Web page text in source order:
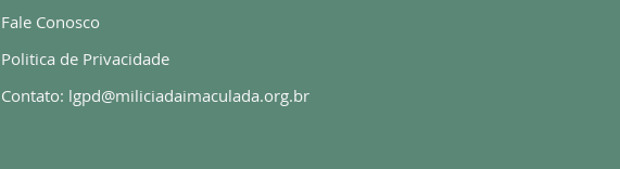
Fale Conosco
Politica de Privacidade
Contato: lgpd@miliciadaimaculada.org.br